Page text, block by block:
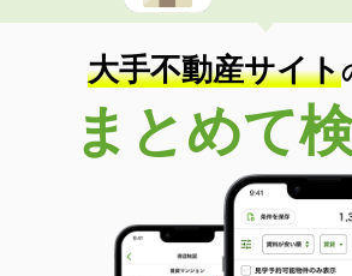
大手不動産サイト
まとめて